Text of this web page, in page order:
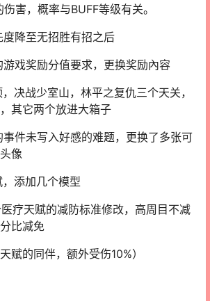
害，概率与BUFF等级有关。
降至无招胜有招之后
游戏奖励分值要求，更换奖励內容
决战少室山，林平之复仇三个天关，
其它两个放进大箱子
事件未写入好感的难题，更换了多张可
像
添加几个模型
疗天赋的减防标准修改，高周目不减
比减免
赋的同伴，额外受伤10%）